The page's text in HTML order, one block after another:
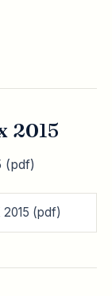
2015
(pdf)
2015 (pdf)